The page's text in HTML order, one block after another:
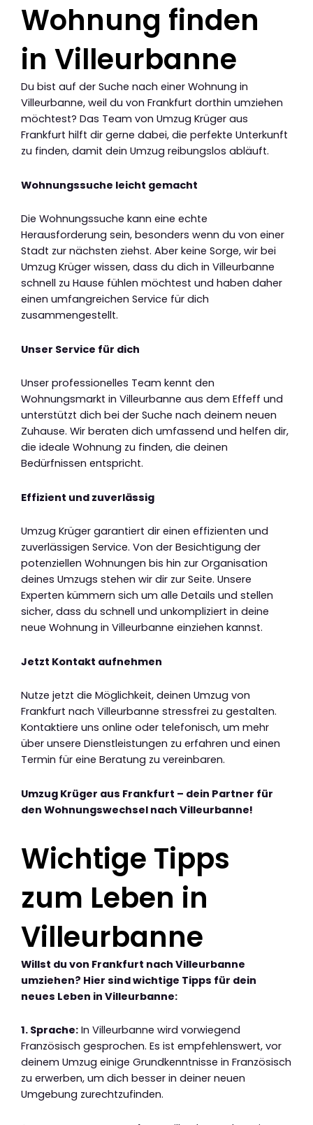
Wohnung finden
in Villeurbanne
Du bist auf der Suche nach einer Wohnung in
Villeurbanne, weil du von Frankfurt dorthin umziehen
möchtest? Das Team von Umzug Krüger aus
Frankfurt hilft dir gerne dabei, die perfekte Unterkunft
zu finden, damit dein Umzug reibungslos abläuft.
Wohnungssuche leicht gemacht
Die Wohnungssuche kann eine echte
Herausforderung sein, besonders wenn du von einer
Stadt zur nächsten ziehst. Aber keine Sorge, wir bei
Umzug Krüger wissen, dass du dich in Villeurbanne
schnell zu Hause fühlen möchtest und haben daher
einen umfangreichen Service für dich
zusammengestellt.
Unser Service für dich
Unser professionelles Team kennt den
Wohnungsmarkt in Villeurbanne aus dem Effeff und
unterstützt dich bei der Suche nach deinem neuen
Zuhause. Wir beraten dich umfassend und helfen dir,
die ideale Wohnung zu finden, die deinen
Bedürfnissen entspricht.
Effizient und zuverlässig
Umzug Krüger garantiert dir einen effizienten und
zuverlässigen Service. Von der Besichtigung der
potenziellen Wohnungen bis hin zur Organisation
deines Umzugs stehen wir dir zur Seite. Unsere
Experten kümmern sich um alle Details und stellen
sicher, dass du schnell und unkompliziert in deine
neue Wohnung in Villeurbanne einziehen kannst.
Jetzt Kontakt aufnehmen
Nutze jetzt die Möglichkeit, deinen Umzug von
Frankfurt nach Villeurbanne stressfrei zu gestalten.
Kontaktiere uns online oder telefonisch, um mehr
über unsere Dienstleistungen zu erfahren und einen
Termin für eine Beratung zu vereinbaren.
Umzug Krüger aus Frankfurt – dein Partner für
den Wohnungswechsel nach Villeurbanne!
Wichtige Tipps
zum Leben in
Villeurbanne
Willst du von Frankfurt nach Villeurbanne
umziehen? Hier sind wichtige Tipps für dein
neues Leben in Villeurbanne:
1. Sprache: In Villeurbanne wird vorwiegend
Französisch gesprochen. Es ist empfehlenswert, vor
deinem Umzug einige Grundkenntnisse in Französisch
zu erwerben, um dich besser in deiner neuen
Umgebung zurechtzufinden.